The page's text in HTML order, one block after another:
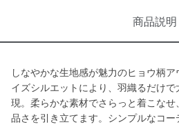
商品説明
しなやかな生地感が魅力のヒョウ柄
イズシルエットにより、羽織るだけ
現。柔らかな素材でさらっと着こな
品さを引き立てます。シンプルなコ